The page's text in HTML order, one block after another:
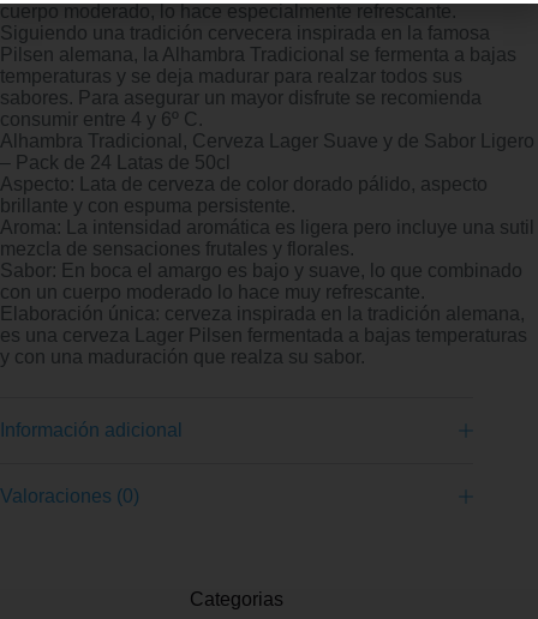
cuerpo moderado, lo hace especialmente refrescante.
Siguiendo una tradición cervecera inspirada en la famosa
Pilsen alemana, la Alhambra Tradicional se fermenta a bajas
temperaturas y se deja madurar para realzar todos sus
sabores. Para asegurar un mayor disfrute se recomienda
consumir entre 4 y 6º C.
Alhambra Tradicional, Cerveza Lager Suave y de Sabor Ligero
– Pack de 24 Latas de 50cl
Aspecto: Lata de cerveza de color dorado pálido, aspecto
brillante y con espuma persistente.
Aroma: La intensidad aromática es ligera pero incluye una sutil
mezcla de sensaciones frutales y florales.
Sabor: En boca el amargo es bajo y suave, lo que combinado
con un cuerpo moderado lo hace muy refrescante.
Elaboración única: cerveza inspirada en la tradición alemana,
es una cerveza Lager Pilsen fermentada a bajas temperaturas
y con una maduración que realza su sabor.
Información adicional
Valoraciones (0)
Categorias